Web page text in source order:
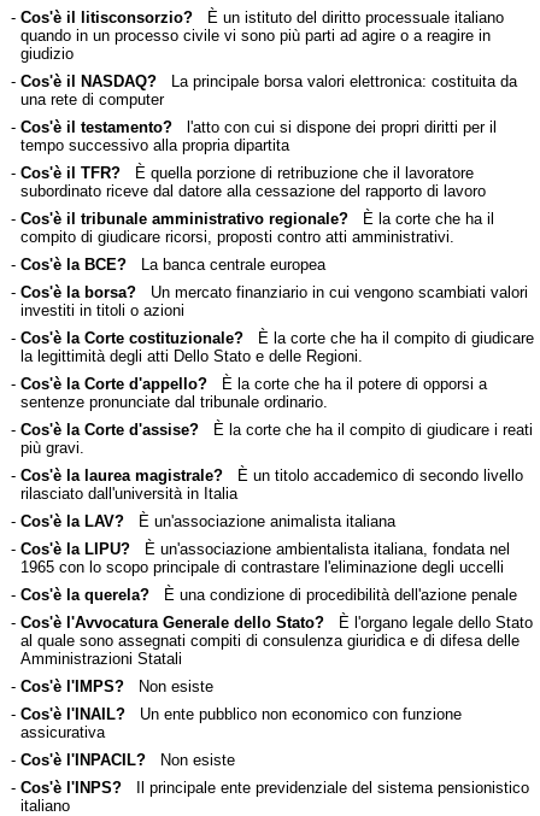
- Cos'è il litisconsorzio?È un istituto del diritto processuale italiano
quando in un processo civile vi sono più parti ad agire o a reagire in
giudizio
- Cos'è il NASDAQ?La principale borsa valori elettronica: costituita da
una rete di computer
- Cos'è il testamento?l'atto con cui si dispone dei propri diritti per il
tempo successivo alla propria dipartita
- Cos'è il TFR?È quella porzione di retribuzione che il lavoratore
subordinato riceve dal datore alla cessazione del rapporto di lavoro
- Cos'è il tribunale amministrativo regionale?È la corte che ha il
compito di giudicare ricorsi, proposti contro atti amministrativi.
- Cos'è la BCE?La banca centrale europea
- Cos'è la borsa?Un mercato finanziario in cui vengono scambiati valori
investiti in titoli o azioni
- Cos'è la Corte costituzionale?È la corte che ha il compito di giudicare
la legittimità degli atti Dello Stato e delle Regioni.
- Cos'è la Corte d'appello?È la corte che ha il potere di opporsi a
sentenze pronunciate dal tribunale ordinario.
- Cos'è la Corte d'assise?È la corte che ha il compito di giudicare i reati
più gravi.
- Cos'è la laurea magistrale?È un titolo accademico di secondo livello
rilasciato dall'università in Italia
- Cos'è la LAV?È un'associazione animalista italiana
- Cos'è la LIPU?È un'associazione ambientalista italiana, fondata nel
1965 con lo scopo principale di contrastare l'eliminazione degli uccelli
- Cos'è la querela?È una condizione di procedibilità dell'azione penale
- Cos'è l'Avvocatura Generale dello Stato?È l'organo legale dello Stato
al quale sono assegnati compiti di consulenza giuridica e di difesa delle
Amministrazioni Statali
- Cos'è l'IMPS?Non esiste
- Cos'è l'INAIL?Un ente pubblico non economico con funzione
assicurativa
- Cos'è l'INPACIL?Non esiste
- Cos'è l'INPS?Il principale ente previdenziale del sistema pensionistico
italiano